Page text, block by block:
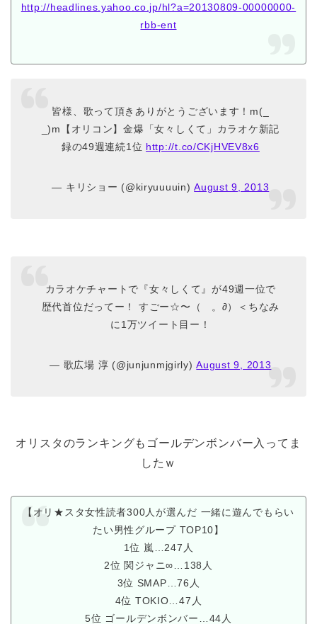
http://headlines.yahoo.co.jp/hl?a=20130809-00000000-
rbb-ent
皆様、歌って頂きありがとうございます！m(_
_)m【オリコン】金爆「女々しくて」カラオケ新記
録の49週連続1位 http://t.co/CKjHVEV8x6
— キリショー (@kiryuuuuin)August 9, 2013
カラオケチャートで『女々しくて』が49週一位で
歴代首位だってー！ すごー☆〜（ゝ。∂）＜ちなみ
に1万ツイート目ー！
— 歌広場 淳 (@junjunmjgirly)August 9, 2013
オリスタのランキングもゴールデンボンバー入ってま
したｗ
【オリ★スタ女性読者300人が選んだ 一緒に遊んでもらい
たい男性グループ TOP10】
1位 嵐…247人
2位 関ジャニ∞…138人
3位 SMAP…76人
4位 TOKIO…47人
5位 ゴールデンボンバー…44人